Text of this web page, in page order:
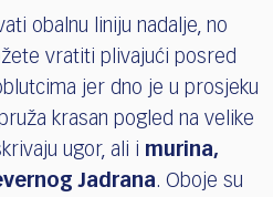
obalnu liniju nadalje, no
vratiti plivajući posred
jer dno je u prosjeku
krasan pogled na velike
ugor, ali i
murina,
Jadrana. Oboje su